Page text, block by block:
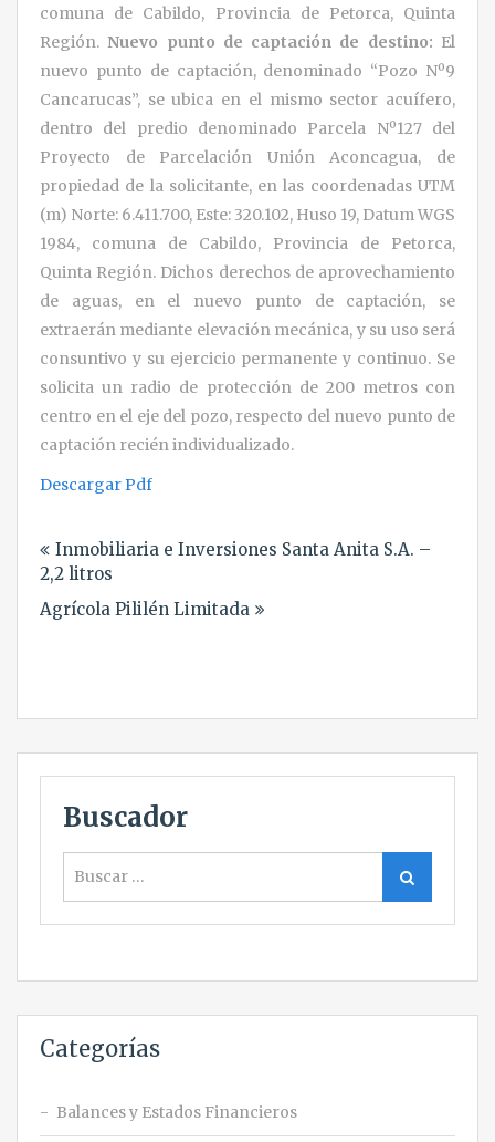
comuna de Cabildo, Provincia de Petorca, Quinta
Región.Nuevo punto de captación de destino: El
nuevo punto de captación, denominado “Pozo Nº9
Cancarucas”, se ubica en el mismo sector acuífero,
dentro del predio denominado Parcela Nº127 del
Proyecto de Parcelación Unión Aconcagua, de
propiedad de la solicitante, en las coordenadas UTM
(m) Norte: 6.411.700, Este: 320.102, Huso 19, Datum WGS
1984, comuna de Cabildo, Provincia de Petorca,
Quinta Región. Dichos derechos de aprovechamiento
de aguas, en el nuevo punto de captación, se
extraerán mediante elevación mecánica, y su uso será
consuntivo y su ejercicio permanente y continuo. Se
solicita un radio de protección de 200 metros con
centro en el eje del pozo, respecto del nuevo punto de
captación recién individualizado.
Descargar Pdf
de
entradas
Inmobiliaria e Inversiones Santa Anita S.A. –
2,2 litros
Agrícola Pililén Limitada
Buscador
Buscar
Categorías
Balances y Estados Financieros